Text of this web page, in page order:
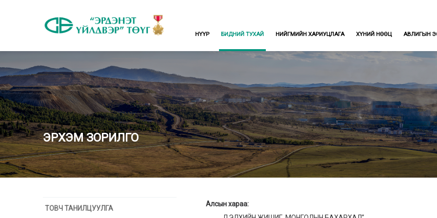
НҮҮР БИДНИЙ ТУХАЙ НИЙГМИЙН ХАРИУЦЛАГА ХҮНИЙ НӨӨЦ АВЛИГЫН
ЭРХЭМ ЗОРИЛГО
ТОВЧ ТАНИЛЦУУЛГА
Алсын хараа: